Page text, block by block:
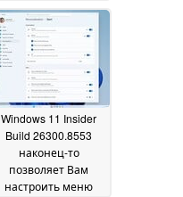
Windows 11 Insider
Build 26300.8553
наконец-то
позволяет Вам
настроить меню